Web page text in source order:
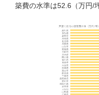
築費の水準は52.6（万円/